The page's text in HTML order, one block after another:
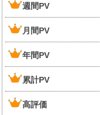
週間PV
月間PV
年間PV
累計PV
高評価